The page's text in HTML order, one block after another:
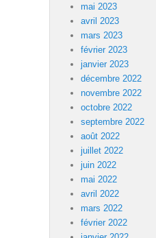
mai 2023
avril 2023
mars 2023
février 2023
janvier 2023
décembre 2022
novembre 2022
octobre 2022
septembre 2022
août 2022
juillet 2022
juin 2022
mai 2022
avril 2022
mars 2022
février 2022